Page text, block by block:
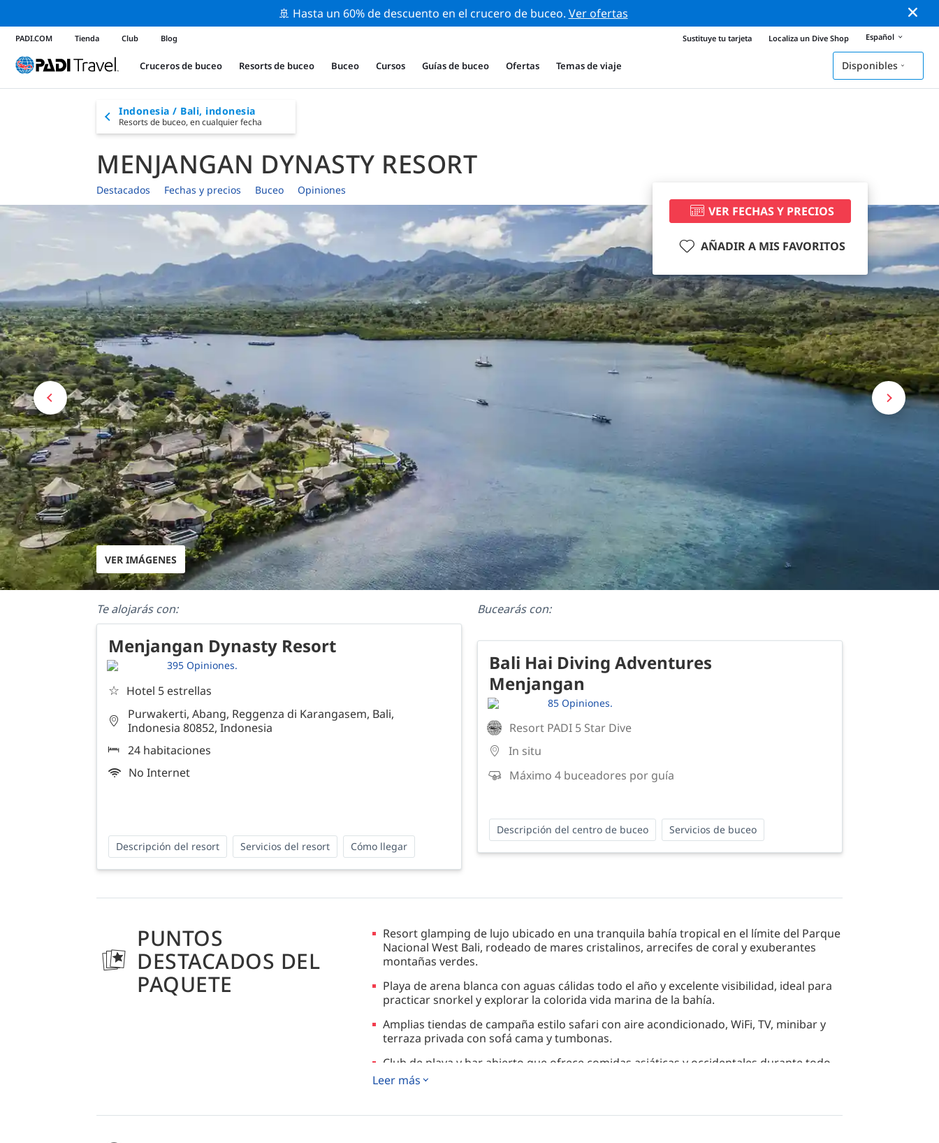
🚢 Hasta un 60% de descuento en el crucero de buceo. Ver ofertas
PADI.COM Tienda Club Blog Sustituye tu tarjeta Localiza un Dive Shop Español
Cruceros de buceo Resorts de buceo Buceo Cursos Guías de buceo Ofertas Temas de viaje Disponibles
Indonesia / Bali, indonesia
Resorts de buceo, en cualquier fecha
MENJANGAN DYNASTY RESORT
Destacados Fechas y precios Buceo Opiniones
VER FECHAS Y PRECIOS
AÑADIR A MIS FAVORITOS
VER IMÁGENES
Te alojarás con: Bucearás con:
Menjangan Dynasty Resort
395 Opiniones.
☆ Hotel 5 estrellas
Purwakerti, Abang, Reggenza di Karangasem, Bali,
Indonesia 80852, Indonesia
24 habitaciones
No Internet
Descripción del resort Servicios del resort Cómo llegar
Bali Hai Diving Adventures
Menjangan
85 Opiniones.
Resort PADI 5 Star Dive
In situ
Máximo 4 buceadores por guía
Descripción del centro de buceo Servicios de buceo
PUNTOS
DESTACADOS DEL
PAQUETE
Resort glamping de lujo ubicado en una tranquila bahía tropical en el límite del Parque
Nacional West Bali, rodeado de mares cristalinos, arrecifes de coral y exuberantes
montañas verdes.
Playa de arena blanca con aguas cálidas todo el año y excelente visibilidad, ideal para
practicar snorkel y explorar la colorida vida marina de la bahía.
Amplias tiendas de campaña estilo safari con aire acondicionado, WiFi, TV, minibar y
terraza privada con sofá cama y tumbonas.
Club de playa y bar abierto que ofrece comidas asiáticas y occidentales durante todo
el día con vistas panorámicas al océano.
románticas en la playa, servicio a la habitación las 24 horas, piscina infinita, boutique y
Leer más